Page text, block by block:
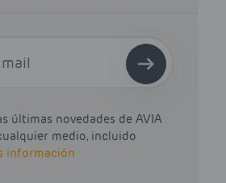
últimas novedades de AVIA
medio, incluido
información